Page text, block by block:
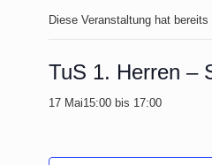
Diese Veranstaltung hat
TuS 1. Herren –
17 Mai15:00 bis 17:00